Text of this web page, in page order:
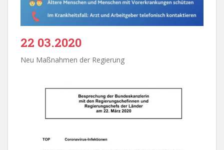
22 03.2020
Neu Maßnahmen der Regierung